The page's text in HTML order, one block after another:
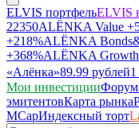
ELVIS портфельELVIS
22350ALЁNKA Value
+218%ALЁNKA
+368%ALЁNKA Growth
«Алёнка»89.99 рублей
Мои инвестицииФорум
эмитентовКарта рынка
MCapИндексный торт